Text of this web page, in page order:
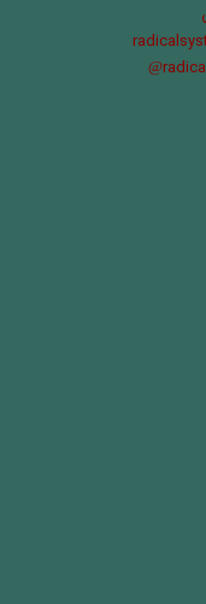
@